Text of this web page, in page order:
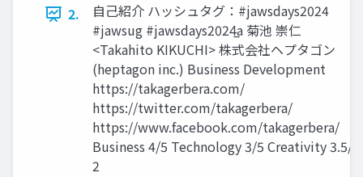
2.
自己紹介 ハッシュタグ：#jawsdays2024
#jawsug #jawsdays2024̲a 菊池 崇仁
<Takahito KIKUCHI> 株式会社ヘプタゴン
(heptagon inc.) Business Development
https://takagerbera.com/
https://twitter.com/takagerbera/
https://www.facebook.com/takagerbera/
Business 4/5 Technology 3/5 Creativity 3.5/5
2